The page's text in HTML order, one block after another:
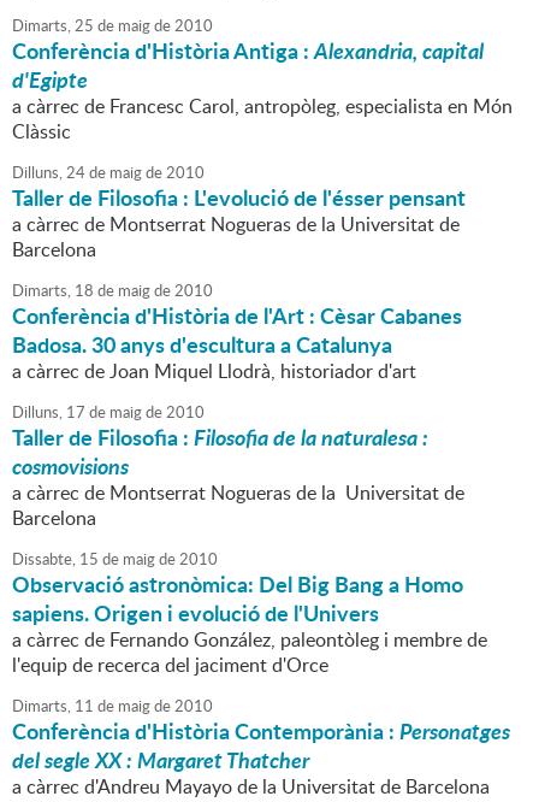
Dimarts,25 de maigde2010
Conferència d'Història Antiga :Alexandria, capital
d'Egipte
a càrrec de Francesc Carol, antropòleg, especialista en Món
Clàssic
Dilluns,24de maigde2010
Taller de Filosofia : L'evolució de l'ésser pensant
a càrrec de Montserrat Nogueras de la Universitat de
Barcelona
Dimarts, 18 de maigde2010
Conferència d'Història de l'Art : Cèsar Cabanes
Badosa. 30 anys d'escultura a Catalunya
a càrrec de Joan Miquel Llodrà, historiador d'art
Dilluns, 17 de maigde2010
Taller de Filosofia :Filosofia de la naturalesa :
cosmovisions
a càrrec de Montserrat Nogueras de la Universitat de
Barcelona
Dissabte, 15 de maigde2010
Observació astronòmica: Del Big Bang a Homo
sapiens. Origen i evolució de l'Univers
a càrrec de Fernando González, paleontòleg i membre de
l'equip de recerca del jaciment d'Orce
Dimarts, 11 de maigde2010
Conferència d'Història Contemporània :Personatges
del segle XX : Margaret Thatcher
a càrrec d'Andreu Mayayo de la Universitat de Barcelona